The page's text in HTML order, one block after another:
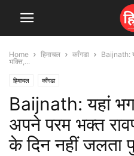
Home हिमाचल काँगडा
Baijnath:
भक्ति,...
हिमाचल काँगडा
Baijnath: यहां
अपने परम भक्त
के दिन नहीं जलता